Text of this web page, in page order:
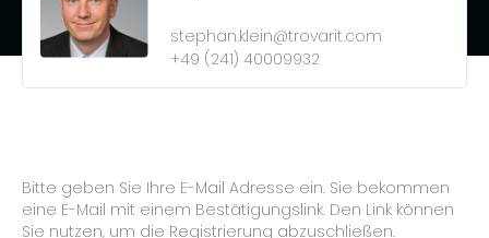
stephan.klein@trovarit.com
+49 (241) 40009932
Bitte geben Sie Ihre E-Mail Adresse ein. Sie bekommen
eine E-Mail mit einem Bestätigungslink. Den Link können
Sie nutzen, um die Registrierung abzuschließen.